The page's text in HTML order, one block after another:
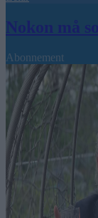
Nokon må
Abonnement